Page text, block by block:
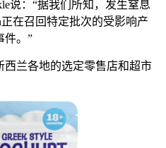
说：“据我们所知，发生窒息
在召回特定批次的受影响产
件。”
兰各地的选定零售店和超市